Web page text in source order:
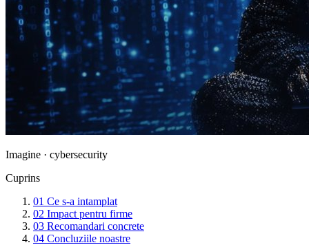
Imagine · cybersecurity
Cuprins
01 Ce s-a intamplat
02 Impact pentru firme
03 Recomandari concrete
04 Concluziile noastre